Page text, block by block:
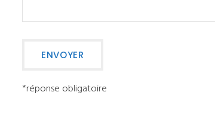
*réponse obligatoire